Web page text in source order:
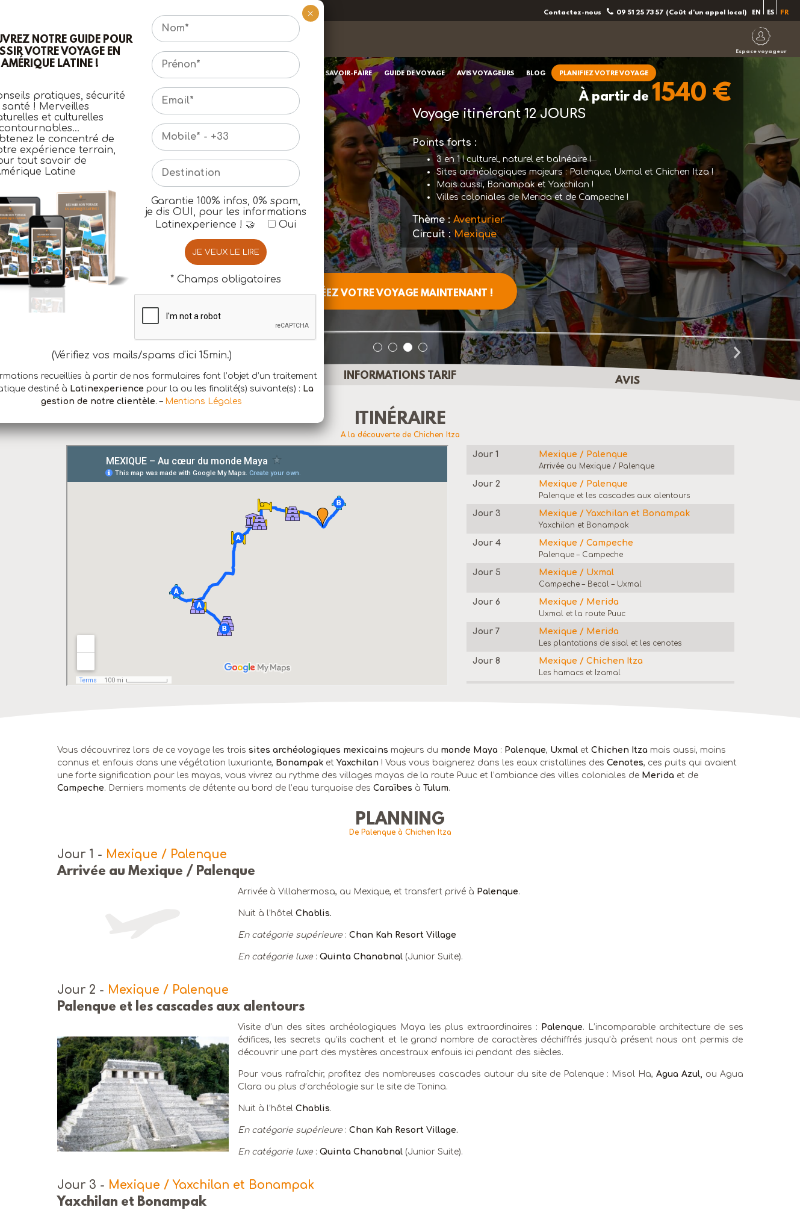
Contactez-nous 09 51 25 73 57 (Coût d'un appel local) EN ES FR
NOUVEAUTÉS NOTRE SAVOIR-FAIRE GUIDE DE VOYAGE AVIS VOYAGEURS BLOG PLANIFIEZ VOTRE VOYAGE
Espace voyageur
MEXIQUE
Au cœur du monde Maya
Chichen Itza, Palenque et Uxmal
Partagez ce programme
Tout savoir sur le pays
TÉLÉCHARGEZ LA BROCHURE
À partir de 1540 €
Voyage itinérant 12 JOURS
Points forts :
3 en 1 ! culturel, naturel et balnéaire !
Sites archéologiques majeurs : Palenque, Uxmal et Chichen Itza !
Mais aussi, Bonampak et Yaxchilan !
Villes coloniales de Merida et de Campeche !
Thème : Aventurier
Circuit :Mexique
CRÉEZ VOTRE VOYAGE MAINTENANT !
PLANNING INFORMATIONS TARIF AVIS
ITINÉRAIRE
A la découverte de Chichen Itza
Jour 1 Mexique / Palenque
Arrivée au Mexique / Palenque
Jour 2 Mexique / Palenque
Palenque et les cascades aux alentours
Jour 3 Mexique / Yaxchilan et Bonampak
Yaxchilan et Bonampak
Jour 4 Mexique / Campeche
Palenque – Campeche
Jour 5 Mexique / Uxmal
Campeche – Becal – Uxmal
Jour 6 Mexique / Merida
Uxmal et la route Puuc
Jour 7 Mexique / Merida
Les plantations de sisal et les cenotes
Jour 8 Mexique / Chichen Itza
Les hamacs et Izamal
Jour 12 Mexique / départ
Transfert privé à l’aéroport de Cancun / départ
du Mexique
Vous découvrirez lors de ce voyage les trois sites archéologiques mexicains majeurs du monde Maya : Palenque, Uxmal et Chichen Itza mais aussi, moins
connus et enfouis dans une végétation luxuriante, Bonampaket Yaxchilan ! Vous vous baignerez dans les eaux cristallines des Cenotes, ces puits qui avaient
une forte signification pour les mayas, vous vivrez au rythme des villages mayas de la route Puuc et l’ambiance des villes coloniales de Merida et de
Campeche. Derniers moments de détente au bord de l’eau turquoise des Caraïbes à Tulum.
PLANNING
De Palenque à Chichen Itza
Jour 1 - Mexique / Palenque
Arrivée au Mexique / Palenque
Arrivée à Villahermosa, au Mexique, et transfert privé à Palenque.
Nuit à l’hôtel Chablis.
En catégorie supérieure: Chan Kah Resort Village
En catégorie luxe: Quinta Chanabnal(Junior Suite).
Jour 2 - Mexique / Palenque
Palenque et les cascades aux alentours
Visite d’un des sites archéologiques Maya les plus extraordinaires : Palenque. L’incomparable architecture de ses
édifices, les secrets qu’ils cachent et le grand nombre de caractères déchiffrés jusqu’à présent nous ont permis de
découvrir une part des mystères ancestraux enfouis ici pendant des siècles.
Pour vous rafraîchir, profitez des nombreuses cascades autour du site de Palenque : Misol Ha, Agua Azul, ou Agua
Clara ou plus d’archéologie sur le site de Tonina.
Nuit à l’hôtel Chablis.
En catégorie supérieure: Chan Kah Resort Village.
En catégorie luxe: Quinta Chanabnal(Junior Suite).
Jour 3 - Mexique / Yaxchilan et Bonampak
Yaxchilan et Bonampak
NOTRE GUIDE POUR
VOTRE VOYAGE EN
AMÉRIQUE LATINE !
pratiques, sécurité
santé ! Merveilles
et culturelles
le concentré de
expérience terrain,
tout savoir de
Latine
Garantie 100% infos, 0% spam,
je dis OUI, pour les informations
Latinexperience ! 🤝
Oui
* Champs obligatoires
(Vérifiez vos mails/spams d'ici 15min.)
recueillies à partir de nos formulaires font l’objet d’un traitement
destiné à Latinexperience pour la ou les finalité(s) suivante(s) : La
gestion de notre clientèle. – Mentions Légales
×